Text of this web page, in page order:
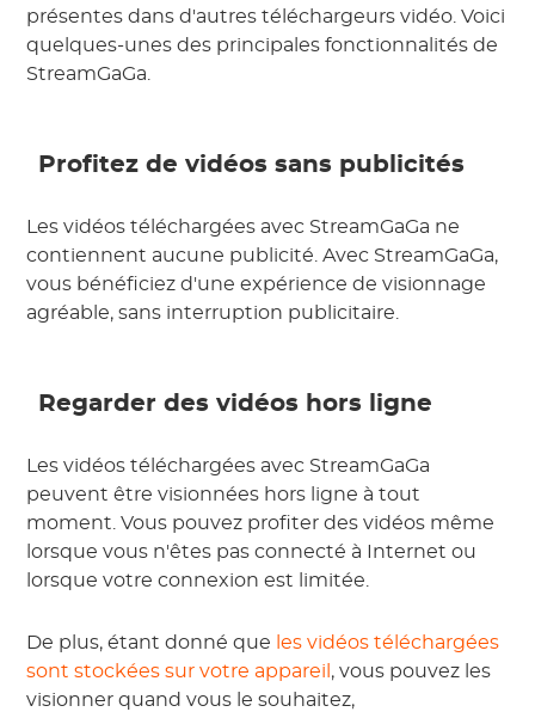
présentes dans d'autres téléchargeurs vidéo. Voici
quelques-unes des principales fonctionnalités de
StreamGaGa.
Profitez de vidéos sans publicités
Les vidéos téléchargées avec StreamGaGa ne
contiennent aucune publicité. Avec StreamGaGa,
vous bénéficiez d'une expérience de visionnage
agréable, sans interruption publicitaire.
Regarder des vidéos hors ligne
Les vidéos téléchargées avec StreamGaGa
peuvent être visionnées hors ligne à tout
moment. Vous pouvez profiter des vidéos même
lorsque vous n'êtes pas connecté à Internet ou
lorsque votre connexion est limitée.
De plus, étant donné que les vidéos téléchargées
sont stockées sur votre appareil , vous pouvez les
visionner quand vous le souhaitez,